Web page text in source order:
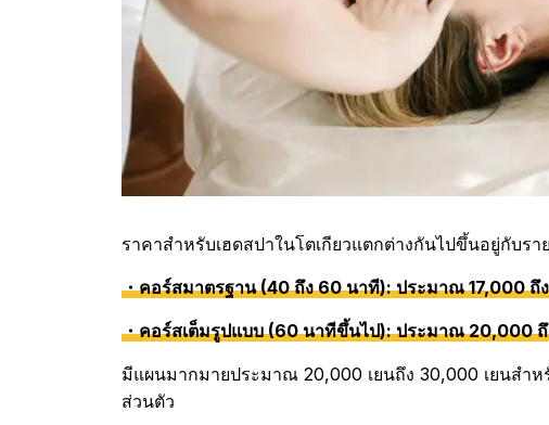
ราคาสำหรับเฮดสปาในโตเกียวแตกต่างกันไปขึ้นอยู่กับรา
・คอร์สมาตรฐาน (40 ถึง 60 นาที): ประมาณ 17,000 ถึ
・คอร์สเต็มรูปแบบ (60 นาทีขึ้นไป): ประมาณ 20,000
มีแผนมากมายประมาณ 20,000 เยนถึง 30,000 เยนสำ
ส่วนตัว